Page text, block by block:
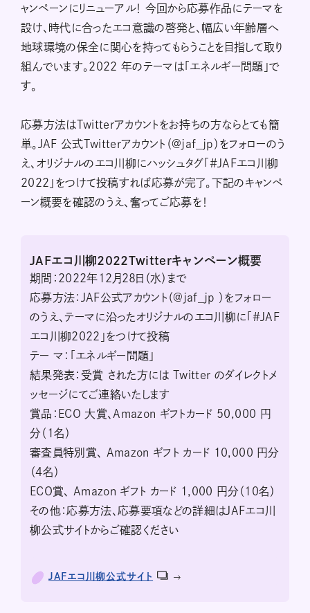
ャンペーンにリニューアル！ 今回から応募作品にテーマを
設け、時代に合ったエコ意識の啓発と、幅広い年齢層へ
地球環境の保全に関心を持ってもらうことを目指して取り
組んでいます。2022 年のテーマは「エネルギー問題」で
す。
応募方法はTwitterアカウントをお持ちの方ならとても簡
単。JAF 公式Twitterアカウント（@jaf_jp）をフォローのう
え、オリジナルのエコ川柳にハッシュタグ「#JAFエコ川柳
2022」をつけて投稿すれば応募が完了。下記のキャンペ
ーン概要を確認のうえ、奮ってご応募を！
JAFエコ川柳2022Twitterキャンペーン概要
期間：2022年12月28日（水）まで
応募方法：JAF公式アカウント（@jaf_jp ）をフォロー
のうえ、テーマに沿ったオリジナルのエコ川柳に「#JAF
エコ川柳2022」をつけて投稿
テー マ：「エネルギー問題」
結果発表：受賞 された方には Twitter のダイレクトメ
ッセージにてご連絡いたします
賞品：ECO 大賞、Amazon ギフトカード 50,000 円
分（1名）
審査員特別賞、 Amazon ギフト カード 10,000 円分
（4名）
ECO賞、 Amazon ギフト カード 1,000 円分（10名）
その他：応募方法、応募要項などの詳細はJAFエコ川
柳公式サイトからご確認ください
JAFエコ川柳公式サイト